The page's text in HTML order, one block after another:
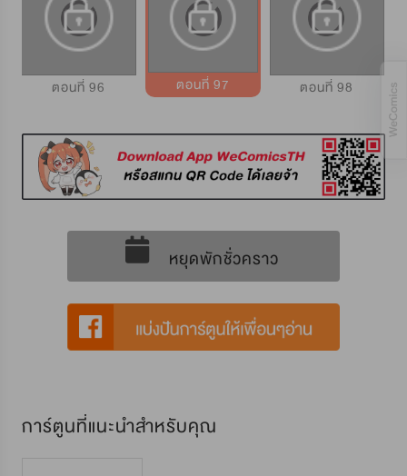
ตอนที่ 96 ตอนที่ 97 ตอนที่ 98
หยุดพักชั่วคราว
การ์ตูนที่แนะนำสำหรับคุณ